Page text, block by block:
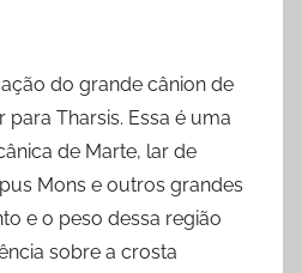
do grande cânion de
Tharsis. Essa é uma
de Marte, lar de
Mons e outros grandes
e o peso dessa região
sobre a crosta